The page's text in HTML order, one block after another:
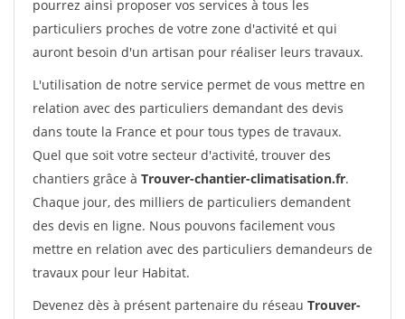
pourrez ainsi proposer vos services à tous les
particuliers proches de votre zone d'activité et qui
auront besoin d'un artisan pour réaliser leurs travaux.
L'utilisation de notre service permet de vous mettre en
relation avec des particuliers demandant des devis
dans toute la France et pour tous types de travaux.
Quel que soit votre secteur d'activité, trouver des
chantiers grâce à Trouver-chantier-climatisation.fr.
Chaque jour, des milliers de particuliers demandent
des devis en ligne. Nous pouvons facilement vous
mettre en relation avec des particuliers demandeurs de
travaux pour leur Habitat.
Devenez dès à présent partenaire du réseau Trouver-